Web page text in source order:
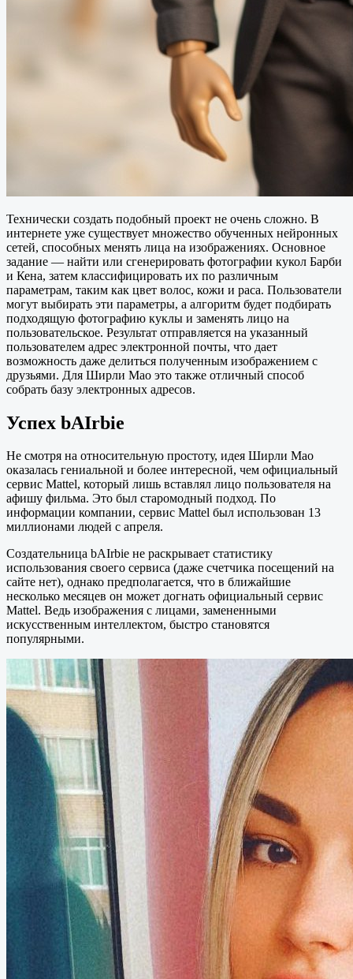
Технически создать подобный проект не очень сложно. В
интернете уже существует множество обученных нейронных
сетей, способных менять лица на изображениях. Основное
задание — найти или сгенерировать фотографии кукол Барби
и Кена, затем классифицировать их по различным
параметрам, таким как цвет волос, кожи и раса. Пользователи
могут выбирать эти параметры, а алгоритм будет подбирать
подходящую фотографию куклы и заменять лицо на
пользовательское. Результат отправляется на указанный
пользователем адрес электронной почты, что дает
возможность даже делиться полученным изображением с
друзьями. Для Ширли Мао это также отличный способ
собрать базу электронных адресов.
Успех bAIrbie
Не смотря на относительную простоту, идея Ширли Мао
оказалась гениальной и более интересной, чем официальный
сервис Mattel, который лишь вставлял лицо пользователя на
афишу фильма. Это был старомодный подход. По
информации компании, сервис Mattel был использован 13
миллионами людей с апреля.
Создательница bAIrbie не раскрывает статистику
использования своего сервиса (даже счетчика посещений на
сайте нет), однако предполагается, что в ближайшие
несколько месяцев он может догнать официальный сервис
Mattel. Ведь изображения с лицами, замененными
искусственным интеллектом, быстро становятся
популярными.